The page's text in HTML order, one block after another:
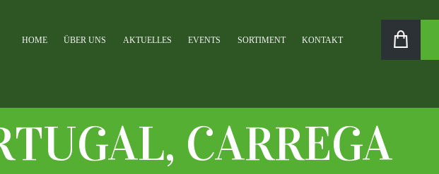
HOME ÜBER UNS AKTUELLES EVENTS SORTIMENT KONTAKT
CARREGA